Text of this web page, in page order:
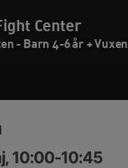
Center
- Barn 4-6 år + Vuxen
10:00-10:45